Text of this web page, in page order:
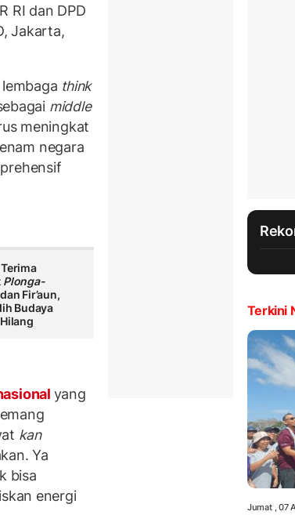
RI dan DPD
Jakarta,
think
middle
meningkat
negara
Plonga-
Fir’aun,
Budaya
yang
kan
Ya
bisa
energi
Terkini
Jumat , 07